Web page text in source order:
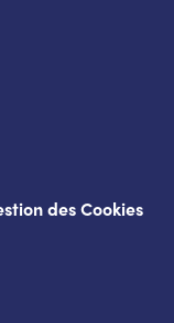
des Cookies